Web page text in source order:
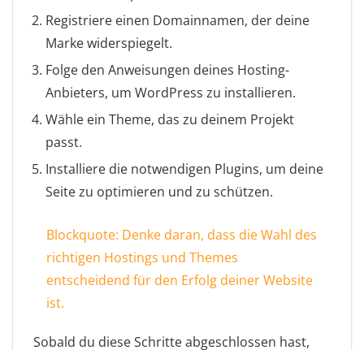
Registriere einen Domainnamen, der deine
Marke widerspiegelt.
Folge den Anweisungen deines Hosting-
Anbieters, um WordPress zu installieren.
Wähle ein Theme, das zu deinem Projekt
passt.
Installiere die notwendigen Plugins, um deine
Seite zu optimieren und zu schützen.
Blockquote: Denke daran, dass die Wahl des
richtigen Hostings und Themes
entscheidend für den Erfolg deiner Website
ist.
Sobald du diese Schritte abgeschlossen hast,